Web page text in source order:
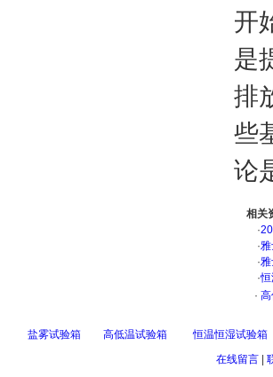
开
是
排
些
论
相关
·
·
·
·
·
盐雾试验箱 高低温试验箱 恒温恒湿试验箱
在线留言|